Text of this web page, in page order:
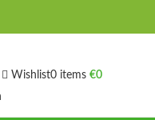
Wishlist0 items €0